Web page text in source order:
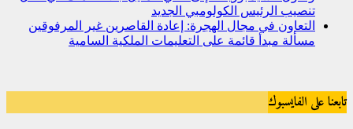
تنصيب الرئيس الكولومبي الجديد
التعاون في مجال الهجرة: إعادة القاصرين غير المرفوقين
مسألة مبدأ قائمة على التعليمات الملكية السامية
تابعنا على الفايسبوك